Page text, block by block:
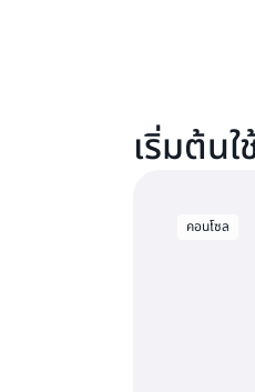
เริ่มต้น
คอนโซล